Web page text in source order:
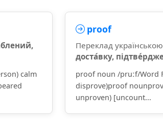
calm
proof
Переклад
доста́вку,
proof noun /pruːf/Word
disprove)proof
unproven) [uncount...